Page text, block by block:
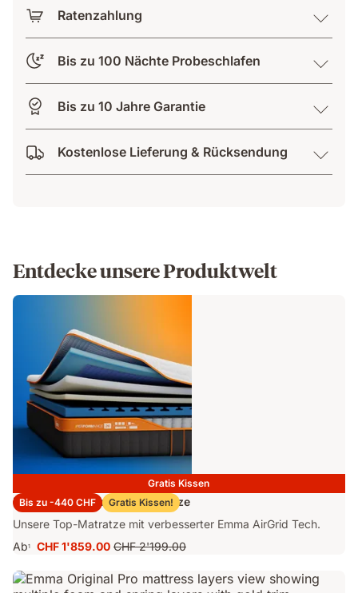
Ratenzahlung
Bis zu 100 Nächte Probeschlafen
Bis zu 10 Jahre Garantie
Kostenlose Lieferung & Rücksendung
Entdecke unsere Produktwelt
Gratis Kissen
Bis zu -440 CHF
Gratis Kissen!
Emma Performance 26 Matratze
Unsere Top-Matratze mit verbesserter Emma AirGrid Tech.
Ab1
Preis
CHF 1'859.00 Ursprünglicher
CHF 2'199.00
CHF 2'199.00